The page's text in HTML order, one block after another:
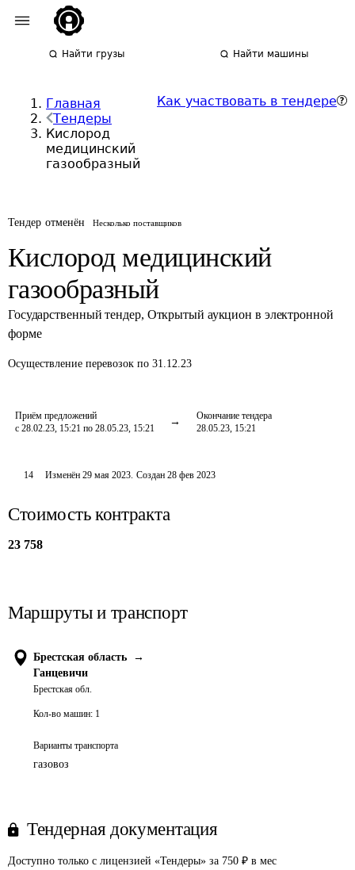
Найти грузы Найти машины
Главная
Тендеры
Кислород
медицинский
газообразный
Как участвовать в тендере
Тендер отменён Несколько поставщиков
Кислород медицинский
газообразный
Государственный тендер, Открытый аукцион в электронной
форме
Осуществление перевозок по 31.12.23
Приём предложений
с 28.02.23, 15:21 по 28.05.23, 15:21
Окончание тендера
28.05.23, 15:21
14 Изменён29 мая 2023. Создан 28 фев 2023
Стоимость контракта
23 758
Маршруты и транспорт
Брестская область
→
Ганцевичи
Брестская обл.
Кол-во машин: 1
Варианты транспорта
газовоз
Тендерная документация
Доступно только с лицензией «Тендеры» за 750 ₽ в мес